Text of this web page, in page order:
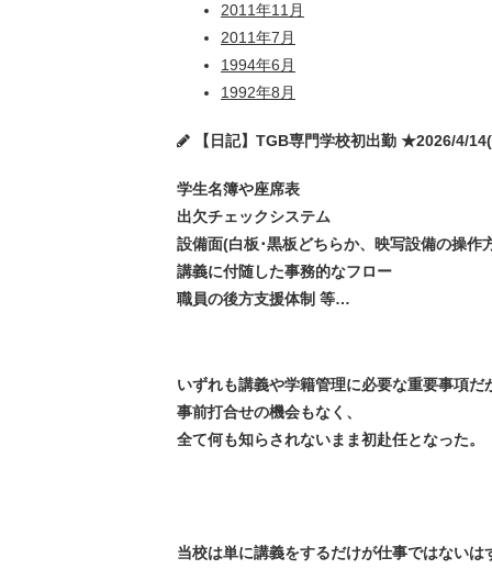
2011年11月
2011年7月
1994年6月
1992年8月
【日記】TGB専門学校初出勤 ★2026/4/
学生名簿や座席表
出欠チェックシステム
設備面(白板･黒板どちらか、映写設備の操作
講義に付随した事務的なフロー
職員の後方支援体制 等…
いずれも講義や学籍管理に必要な重要事項だ
事前打合せの機会もなく、
全て何も知らされないまま初赴任となった。
当校は単に講義をするだけが仕事ではないは